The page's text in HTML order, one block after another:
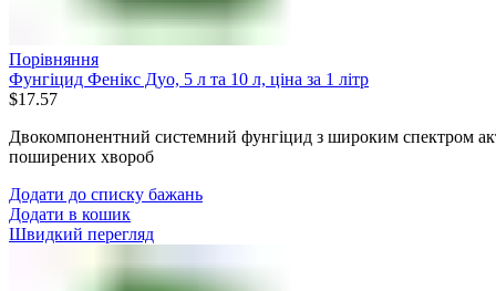
Порівняння
Фунгіцид Фенікс Дуо, 5 л та 10 л, ціна за 1 літр
$17.57
Двокомпонентний системний фунгіцид з широким спектром
поширених хвороб
Додати до списку бажань
Додати в кошик
Швидкий перегляд